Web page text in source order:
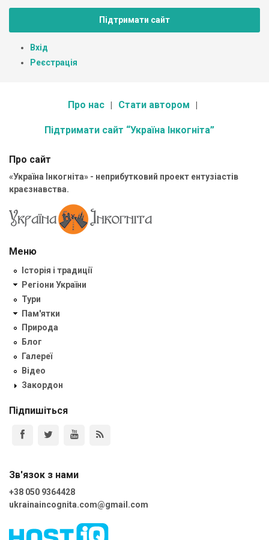
Підтримати сайт
Вхід
Реєстрація
Про нас Стати автором
Підтримати сайт “Україна Інкогніта”
Про сайт
«Україна Інкогніта» - неприбутковий проект ентузіастів
краєзнавства.
Меню
Історія і традиції
Регіони України
Тури
Пам'ятки
Природа
Блог
Галереї
Відео
Закордон
Підпишіться
Зв'язок з нами
+38 050 9364428
ukrainaincognita.com@gmail.com